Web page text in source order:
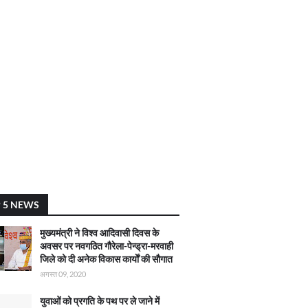
5 NEWS
मुख्यमंत्री ने विश्व आदिवासी दिवस के
अवसर पर नवगठित गौरेला-पेन्ड्रा-मरवाही
जिले को दी अनेक विकास कार्याें की सौगात
अगस्त 09, 2020
युवाओं को प्रगति के पथ पर ले जाने में